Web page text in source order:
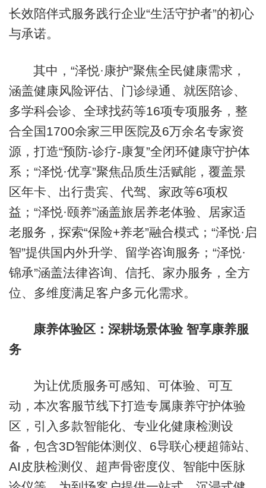
长效陪伴式服务践行企业“生活守护者”的初心
与承诺。
其中，“泽悦·康护”聚焦全民健康需求，
涵盖健康风险评估、门诊绿通、就医陪诊、
多学科会诊、全球找药等16项专项服务，整
合全国1700余家三甲医院及6万余名专家资
源，打造“预防-诊疗-康复”全闭环健康守护体
系；“泽悦·优享”聚焦品质生活赋能，覆盖景
区年卡、出行贵宾、代驾、家政等6项权
益；“泽悦·颐养”涵盖旅居养老体验、居家适
老服务，探索“保险+养老”融合模式；“泽悦·启
智”提供国内外升学、留学咨询服务；“泽悦·
锦承”涵盖法律咨询、信托、家办服务，全方
位、多维度满足客户多元化需求。
康养体验区：深耕场景体验 智享康养服
务
为让优质服务可感知、可体验、可互
动，本次客服节线下打造专属康养守护体验
区，引入多款智能化、专业化健康检测设
备，包含3D智能体测仪、6导联心梗超筛站、
AI皮肤检测仪、超声骨密度仪、智能中医脉